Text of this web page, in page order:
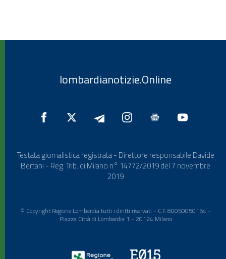
lombardianotizie.Online
Testata giornalistica registrata - Direttore responsabile Davide
Bertani - Reg. Trib. di Milano n° 14772/2019 del 7 novembre
2019
© Copyright Regione Lombardia tutti i diritti riservati - C.F. 80050050154 -
Piazza Città di Lombardia 1 - 20124 Milano